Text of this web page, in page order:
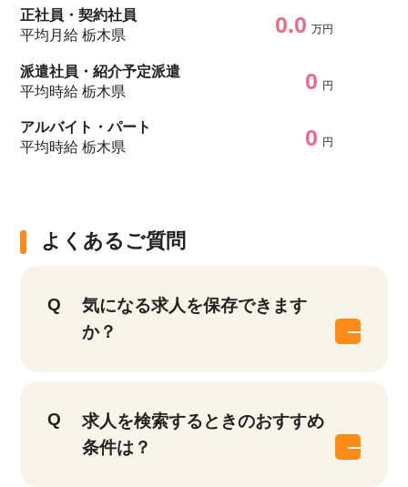
正社員・契約社員
平均月給 栃木県
0.0 万円
派遣社員・紹介予定派遣
平均時給 栃木県
0 円
アルバイト・パート
平均時給 栃木県
0 円
よくあるご質問
気になる求人を保存できます
か？
求人を検索するときのおすすめ
条件は？